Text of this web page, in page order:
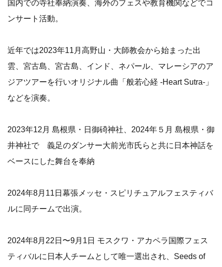
国内での寺社奉納演奏、海外のフェスや教育機関などでコ
ンサート活動。
近年では2023年11月高野山・大師教会から始まった出
雲、宮古島、宮古島、インド、ネパール、マレーシアのア
ジアツアーを行いオリジナル曲「般若心経 -Heart Sutra-」
などを演奏。
2023年12月 島根県・日御碕神社、2024年５月 島根県・御
井神社で 義足のダンサー大前光市氏らと共に日本神話を
ベースにした舞台を奉納
2024年8月11日幕張メッセ・スピリチュアルフェスティバ
ルに同チームで出演。
2024年8月22日〜9月1日 モスクワ・アカペラ国際フェス
ティバルに日本人チームとして唯一選出され、Seeds of